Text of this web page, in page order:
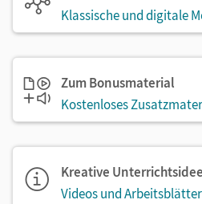
Klassische und digitale
Zum Bonusmaterial
Kostenloses
Kreative
Videos und Arbeitsblätter